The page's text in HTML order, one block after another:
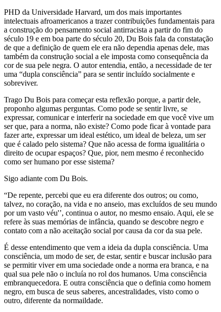
PHD da Universidade Harvard, um dos mais importantes
intelectuais afroamericanos a trazer contribuições fundamentais para
a construção do pensamento social antirracista a partir do fim do
século 19 e em boa parte do século 20, Du Bois fala da constatação
de que a definição de quem ele era não dependia apenas dele, mas
também da construção social a ele imposta como consequência da
cor de sua pele negra. O autor entendia, então, a necessidade de ter
uma “dupla consciência” para se sentir incluído socialmente e
sobreviver.
Trago Du Bois para começar esta reflexão porque, a partir dele,
proponho algumas perguntas. Como pode se sentir livre, se
expressar, comunicar e interferir na sociedade em que você vive um
ser que, para a norma, não existe? Como pode ficar à vontade para
fazer arte, expressar um ideal estético, um ideal de beleza, um ser
que é calado pelo sistema? Que não acessa de forma igualitária o
direito de ocupar espaços? Que, pior, nem mesmo é reconhecido
como ser humano por esse sistema?
Sigo adiante com Du Bois.
“De repente, percebi que eu era diferente dos outros; ou como,
talvez, no coração, na vida e no anseio, mas excluídos de seu mundo
por um vasto véu'’, continua o autor, no mesmo ensaio. Aqui, ele se
refere às suas memórias de infância, quando se descobre negro e
contato com a não aceitação social por causa da cor da sua pele.
É desse entendimento que vem a ideia da dupla consciência. Uma
consciência, um modo de ser, de estar, sentir e buscar inclusão para
se permitir viver em uma sociedade onde a norma era branca, e na
qual sua pele não o incluía no rol dos humanos. Uma consciência
embranquecedora. E outra consciência que o definia como homem
negro, em busca de seus saberes, ancestralidades, visto como o
outro, diferente da normaildade.